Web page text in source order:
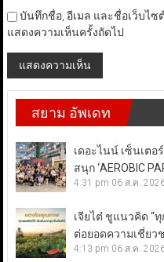
บันทึกชื่อ, อีเมล และชื่อเว็บไ
แสดงความเห็นครั้งถัดไป
สยาม อัพเดท
เดอะไนน์ เซ็นเต
สนุก ‘AEROBIC
4:31 pm 06 ส.ค.
เจียไต๋ ชูแนวคิด “
ต่อยอดความเชี่ย
4:13 pm 06 ส.ค.